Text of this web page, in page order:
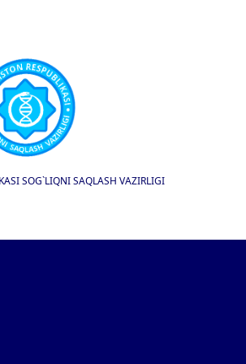
SOG`LIQNI SAQLASH VAZIRLIGI